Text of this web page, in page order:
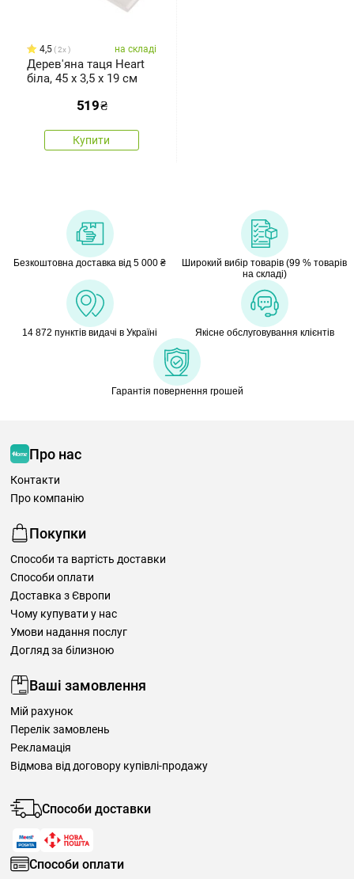
4,5 2x на складі
Дерев'яна таця Heart
біла, 45 x 3,5 x 19 см
519₴
Купити
Безкоштовна доставка від 5 000 ₴
Широкий вибір товарів (99 % товарів
на складі)
14 872 пунктів видачі в Україні Якісне обслуговування клієнтів
Гарантія повернення грошей
Про нас
Контакти
Про компанію
Покупки
Способи та вартість доставки
Способи оплати
Доставка з Європи
Чому купувати у нас
Умови надання послуг
Догляд за білизною
Ваші замовлення
Мій рахунок
Перелік замовлень
Рекламація
Відмова від договору купівлі-продажу
Способи доставки
Способи оплати